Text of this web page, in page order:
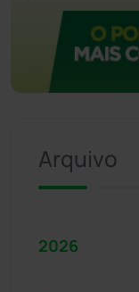
Arquivo
2026